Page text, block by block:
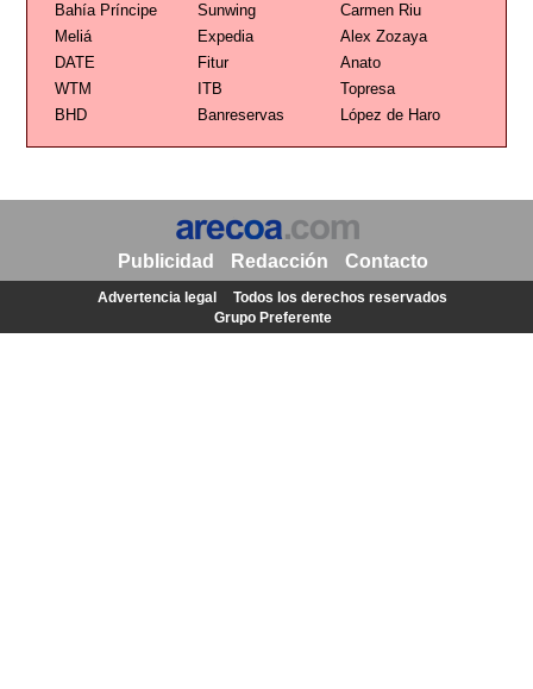
Bahía Príncipe
Sunwing
Carmen Riu
Meliá
Expedia
Alex Zozaya
DATE
Fitur
Anato
WTM
ITB
Topresa
BHD
Banreservas López de Haro
Publicidad Redacción Contacto
Advertencia legal
Todos los derechos reservados
Grupo Preferente